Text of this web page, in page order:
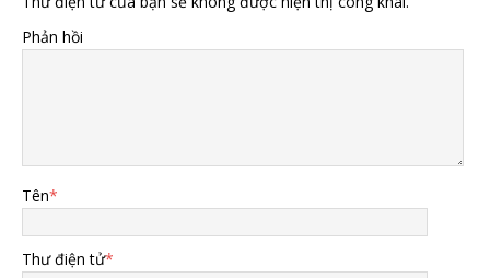
Phản hồi
Tên*
Thư điện tử*